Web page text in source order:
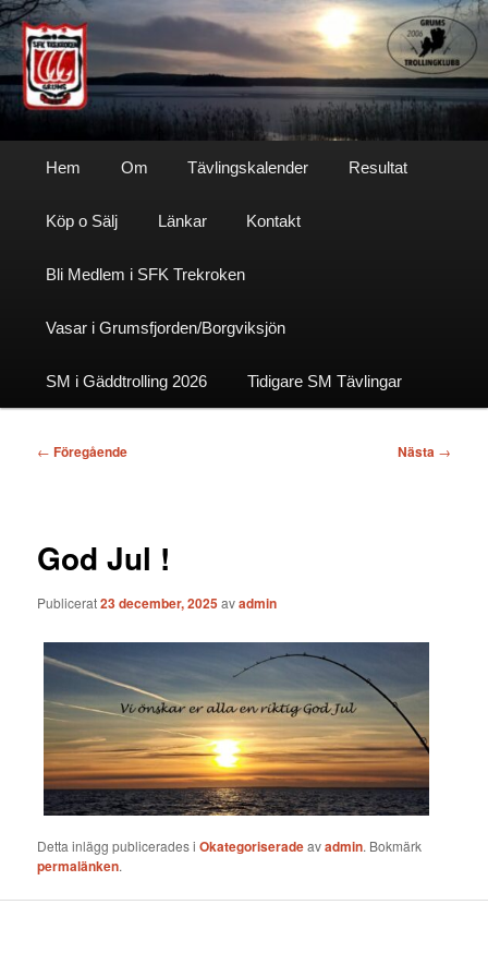
Hoppa
till
primärt
innehållSfktrekroken
Hem Om Tävlingskalender Resultat
Köp o Sälj Länkar Kontakt
Bli Medlem i SFK Trekroken
Vasar i Grumsfjorden/Borgviksjön
SM i Gäddtrolling 2026 Tidigare SM Tävlingar
Inläggsnavigering
← Föregående Nästa →
God Jul !
Publicerat23 december, 2025avadmin
Detta inlägg publicerades iOkategoriseradeavadmin. Bokmärk
permalänken.